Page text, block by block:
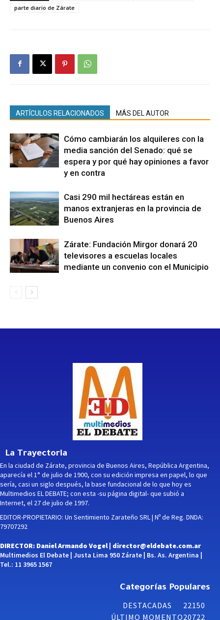
parte diario de Zárate
ARTÍCULOS RELACIONADOS MÁS DEL AUTOR
Cómo cambiarán los alquileres con la
media sanción del Senado: qué se
espera y por qué hay opiniones a favor
y en contra
Casi 290 mil hectáreas están en
manos extranjeras en la provincia de
Buenos Aires
Zárate: Fundación Mirgor donará 20
televisores a escuelas locales
mediante un convenio con el Municipio
La Trayectoria
En la ciudad de Zárate, provincia de Buenos Aires, República Argentina,
aparecía el 1° de julio de 1900, con su edición impresa en papel, lo que
sería, casi un siglo después, la base fundacional de lo que hoy es
Multimedios EL DEBATE; con esta -su página digital- que subió a
Internet, el 27 de julio de 1997.
EDITOR-PROPIETARIO: Un Sentimiento Zarateño SRL | Nº de Reg. DNDA:
79707292
DIRECTOR: Daniel Armando Vogel | director@eldebate.com.ar
Multimedios El Debate | Justa Lima 950 Zárate | Bs. As. Argentina |
Tel.: 11 3965 1567
Categorías Populares
DESTACADAS
22150
ÚLTIMO MOMENTO20722